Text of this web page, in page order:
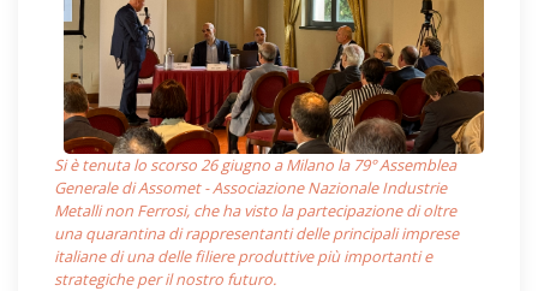
Si è tenuta lo scorso 26 giugno a Milano la 79° Assemblea
Generale di Assomet - Associazione Nazionale Industrie
Metalli non Ferrosi, che ha visto la partecipazione di oltre
una quarantina di rappresentanti delle principali imprese
italiane di una delle filiere produttive più importanti e
strategiche per il nostro futuro.